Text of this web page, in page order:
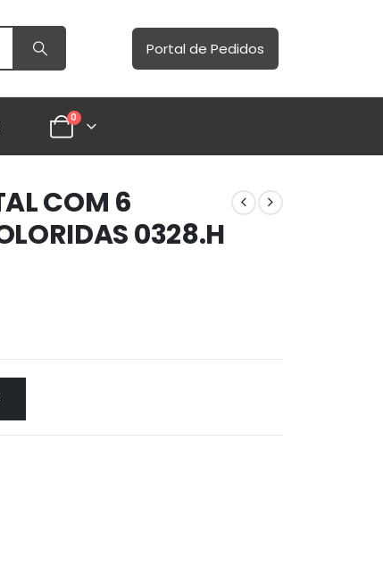
Portal de Pedidos
0
COM 6
0328.H